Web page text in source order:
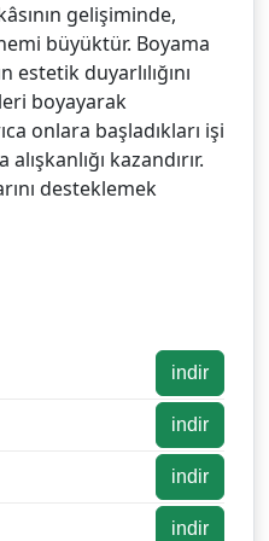
gelişiminde,
büyüktür. Boyama
estetik duyarlılığını
boyayarak
onlara başladıkları işi
kazandırır.
desteklemek
indir
indir
indir
indir